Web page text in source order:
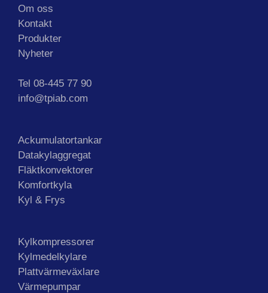
Om oss
Kontakt
Produkter
Nyheter
Tel 08-445 77 90
info@tpiab.com
Ackumulatortankar
Datakylaggregat
Fläktkonvektorer
Komfortkyla
Kyl & Frys
Kylkompressorer
Kylmedelkylare
Plattvärmeväxlare
Värmepumpar